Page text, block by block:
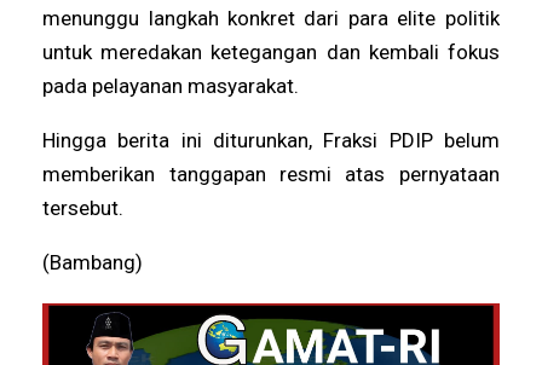
menunggu langkah konkret dari para elite politik
untuk meredakan ketegangan dan kembali fokus
pada pelayanan masyarakat.
Hingga berita ini diturunkan, Fraksi PDIP belum
memberikan tanggapan resmi atas pernyataan
tersebut.
(Bambang)